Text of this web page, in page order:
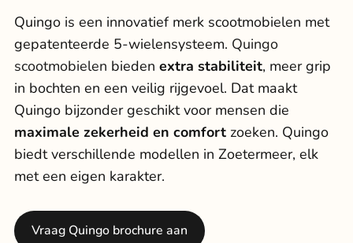
Quingo is een innovatief merk scootmobielen met
gepatenteerde 5-wielensysteem. Quingo
scootmobielen bieden extra stabiliteit, meer grip
in bochten en een veilig rijgevoel. Dat maakt
Quingo bijzonder geschikt voor mensen die
maximale zekerheid en comfort zoeken. Quingo
biedt verschillende modellen in Zoetermeer, elk
met een eigen karakter.
Vraag Quingo brochure aan